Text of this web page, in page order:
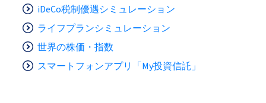
iDeCo税制優遇シミュレーション
ライフプランシミュレーション
世界の株価・指数
スマートフォンアプリ「My投資信託」